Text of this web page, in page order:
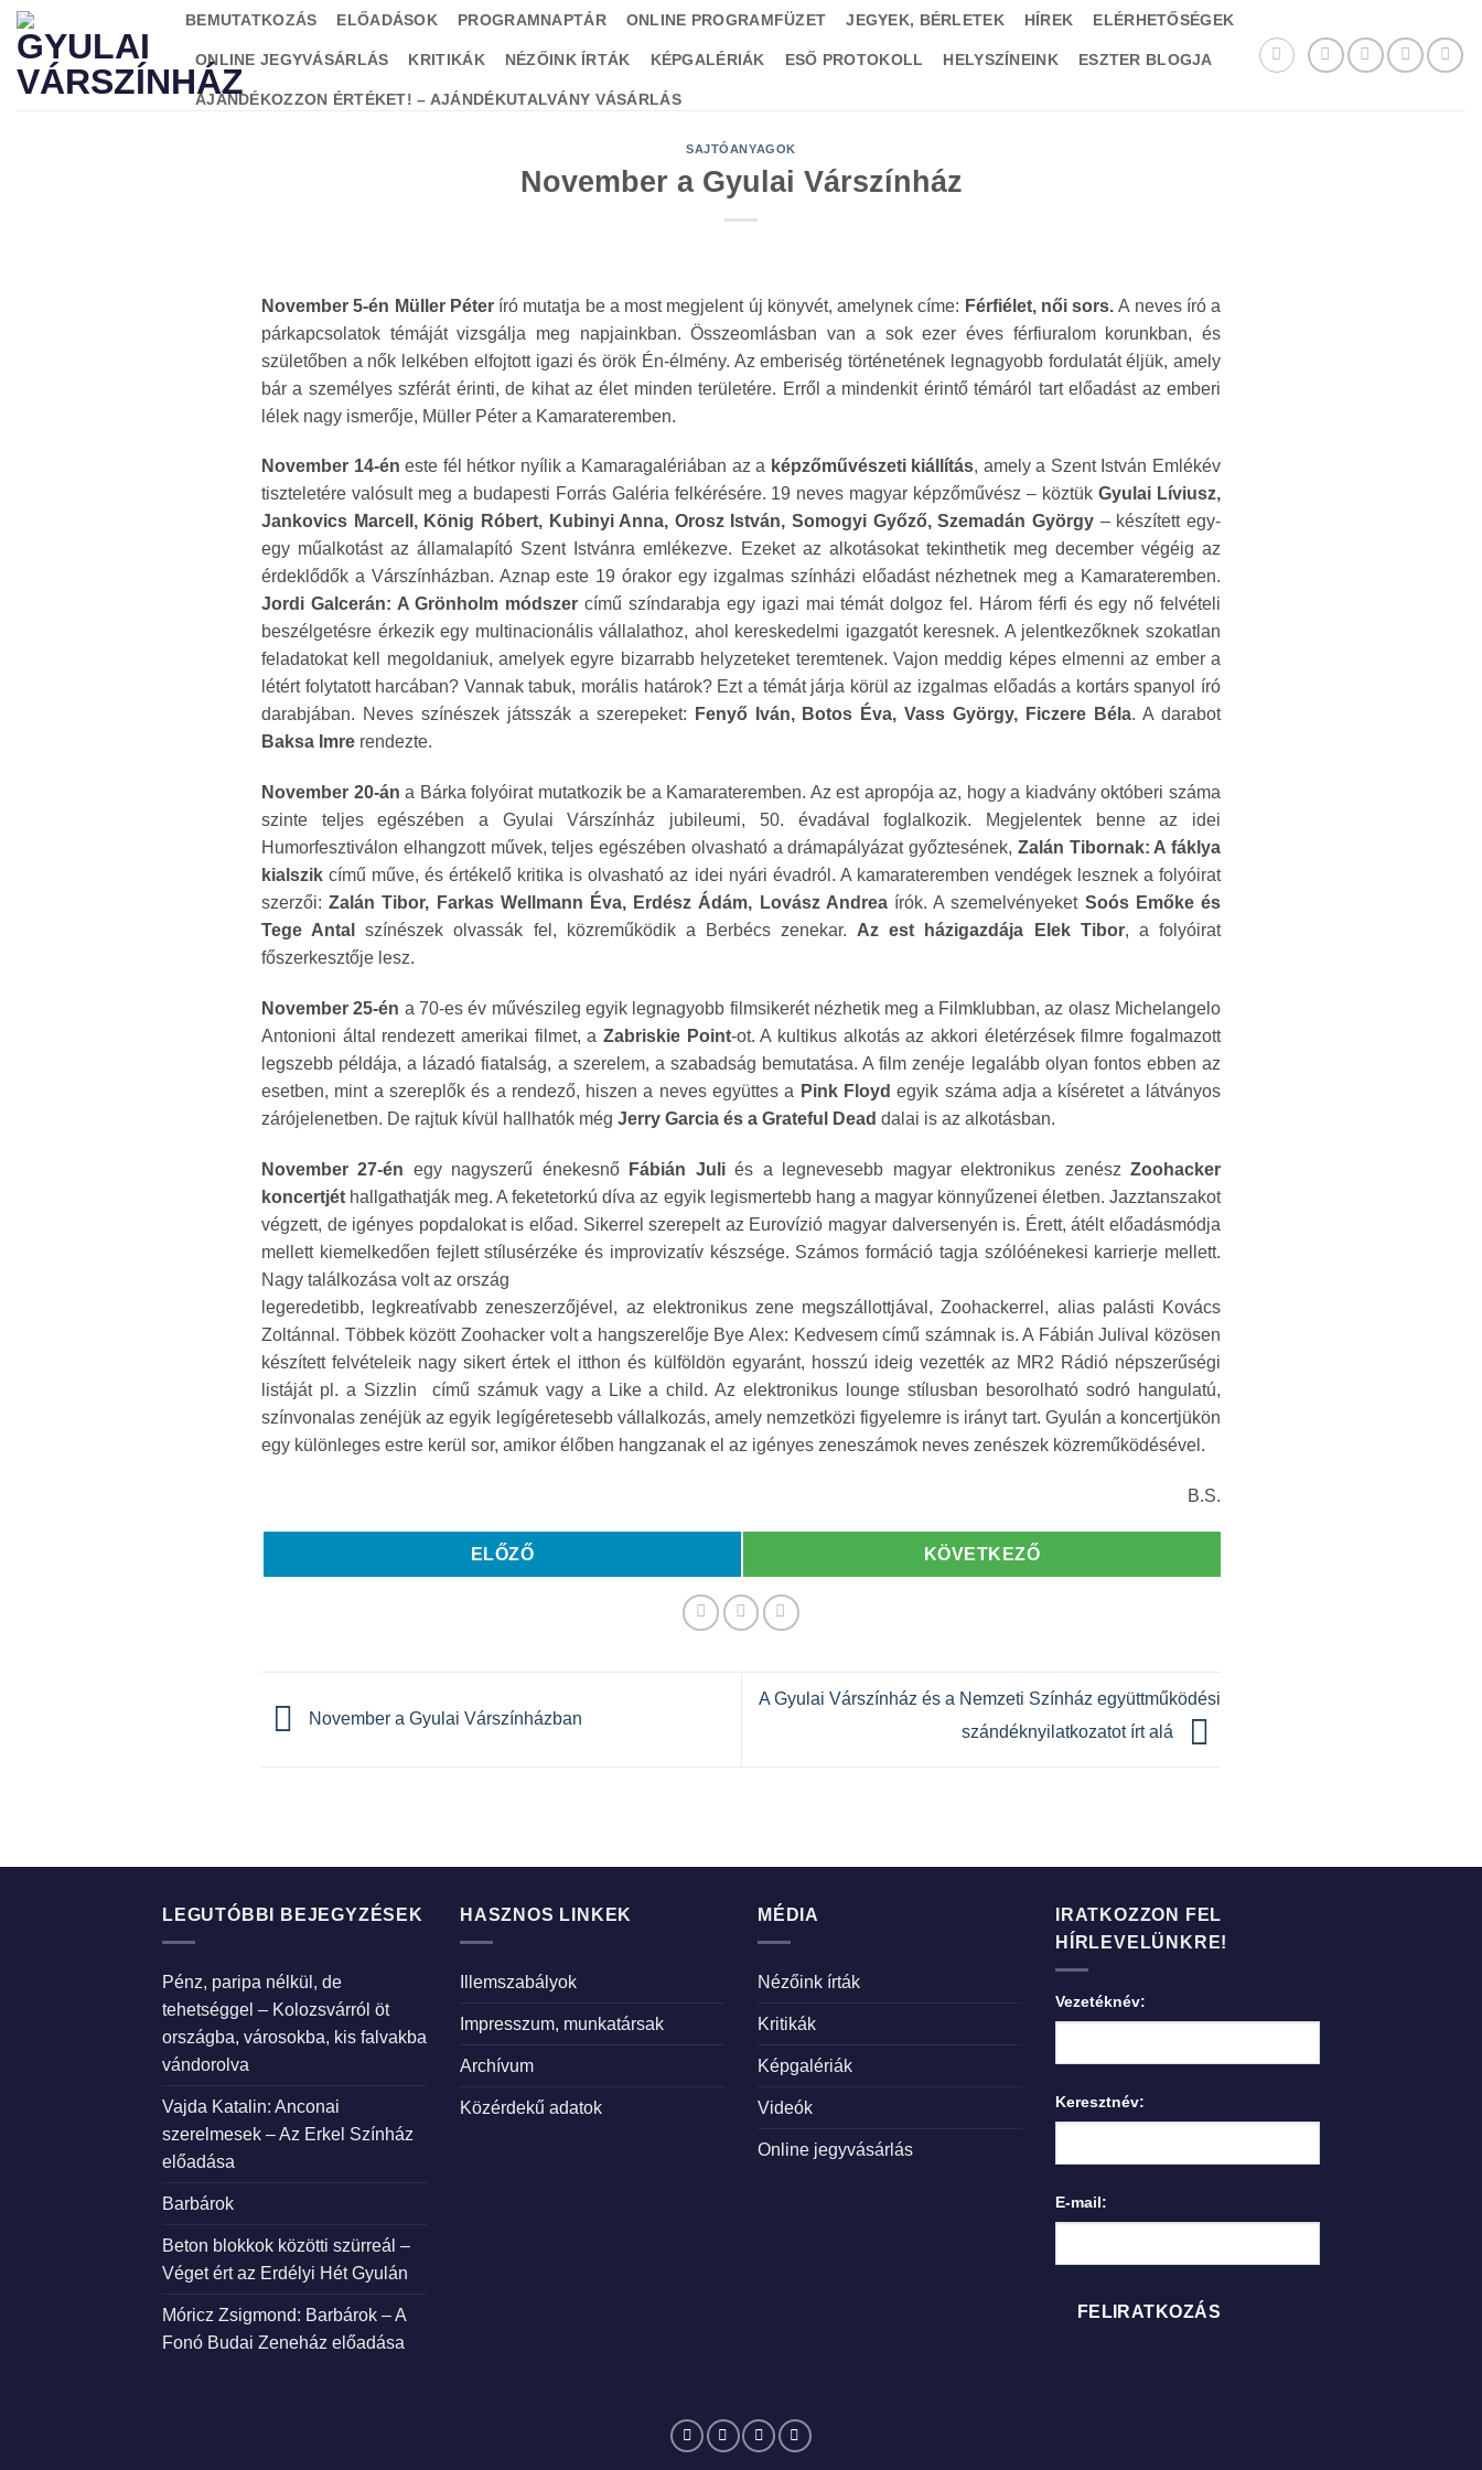
Skip
content
BEMUTATKOZÁS ELŐADÁSOK PROGRAMNAPTÁR ONLINE PROGRAMFÜZET JEGYEK, BÉRLETEK HÍREK ELÉRHETŐSÉGEK
ONLINE JEGYVÁSÁRLÁS KRITIKÁK NÉZŐINK ÍRTÁK KÉPGALÉRIÁK ESŐ PROTOKOLL HELYSZÍNEINK ESZTER BLOGJA
AJÁNDÉKOZZON ÉRTÉKET! – AJÁNDÉKUTALVÁNY VÁSÁRLÁS
SAJTÓANYAGOK
November a Gyulai Várszínház
November 5-én Müller Péteríró mutatja be a most megjelent új könyvét, amelynek címe: Férfiélet, női sors.A neves író a
párkapcsolatok témáját vizsgálja meg napjainkban. Összeomlásban van a sok ezer éves férfiuralom korunkban, és
születőben a nők lelkében elfojtott igazi és örök Én-élmény. Az emberiség történetének legnagyobb fordulatát éljük, amely
bár a személyes szférát érinti, de kihat az élet minden területére. Erről a mindenkit érintő témáról tart előadást az emberi
lélek nagy ismerője, Müller Péter a Kamarateremben.
November 14-én este fél hétkor nyílik a Kamaragalériában az a képzőművészeti kiállítás, amely a Szent István Emlékév
tiszteletére valósult meg a budapesti Forrás Galéria felkérésére. 19 neves magyar képzőművész – köztükGyulai Líviusz,
Jankovics Marcell, König Róbert, Kubinyi Anna, Orosz István, Somogyi Győző, Szemadán György – készített egy-
egy műalkotást az államalapító Szent Istvánra emlékezve. Ezeket az alkotásokat tekinthetik meg december végéig az
érdeklődők a Várszínházban. Aznap este 19 órakor egy izgalmas színházi előadást nézhetnek meg a Kamarateremben.
Jordi Galcerán: A Grönholm módszercímű színdarabja egy igazi mai témát dolgoz fel. Három férfi és egy nő felvételi
beszélgetésre érkezik egy multinacionális vállalathoz, ahol kereskedelmi igazgatót keresnek. A jelentkezőknek szokatlan
feladatokat kell megoldaniuk, amelyek egyre bizarrabb helyzeteket teremtenek. Vajon meddig képes elmenni az ember a
létért folytatott harcában? Vannak tabuk, morális határok? Ezt a témát járja körül az izgalmas előadás a kortárs spanyol író
darabjában. Neves színészek játsszák a szerepeket:
Fenyő Iván, Botos Éva, Vass György, Ficzere Béla. A darabot
Baksa Imre rendezte.
November 20-án a Bárka folyóirat mutatkozik be a Kamarateremben. Az est apropója az, hogy a kiadvány októberi száma
szinte teljes egészében a Gyulai Várszínház jubileumi, 50. évadával foglalkozik. Megjelentek benne az idei
Humorfesztiválon elhangzott művek, teljes egészében olvasható a drámapályázat győztesének, Zalán Tibornak: A fáklya
kialszikcímű műve, és értékelő kritika is olvasható az idei nyári évadról. A kamarateremben vendégek lesznek a folyóirat
szerzői:Zalán Tibor, Farkas Wellmann Éva, Erdész Ádám, Lovász Andrea írók. A szemelvényeket Soós Emőke és
Tege Antal
színészek olvassák fel, közreműködik a Berbécs zenekar. Az est házigazdája Elek Tibor, a folyóirat
főszerkesztője lesz.
November 25-én a 70-es év művészileg egyik legnagyobb filmsikerét nézhetik meg a Filmklubban, az olasz Michelangelo
Antonioni által rendezett amerikai filmet, a Zabriskie Point-ot. A kultikus alkotás az akkori életérzések filmre fogalmazott
legszebb példája, a lázadó fiatalság, a szerelem, a szabadság bemutatása. A film zenéje legalább olyan fontos ebben az
esetben, mint a szereplők és a rendező, hiszen a neves együttes a Pink Floydegyik száma adja a kíséretet a látványos
zárójelenetben. De rajtuk kívül hallhatók még Jerry Garcia és a Grateful Dead dalai is az alkotásban.
November 27-én egy nagyszerű énekesnő Fábián Juliés a legnevesebb magyar elektronikus zenészZoohacker
koncertjét hallgathatják meg. A feketetorkú díva az egyik legismertebb hang a magyar könnyűzenei életben. Jazztanszakot
végzett, de igényes popdalokat is előad. Sikerrel szerepelt az Eurovízió magyar dalversenyén is. Érett, átélt előadásmódja
mellett kiemelkedően fejlett stílusérzéke és improvizatív készsége. Számos formáció tagja szólóénekesi karrierje mellett.
Nagy találkozása volt az ország
legeredetibb, legkreatívabb zeneszerzőjével, az elektronikus zene megszállottjával, Zoohackerrel, alias palásti Kovács
Zoltánnal. Többek között Zoohacker volt a hangszerelője Bye Alex: Kedvesem című számnak is. A Fábián Julival közösen
készített felvételeik nagy sikert értek el itthon és külföldön egyaránt, hosszú ideig vezették az MR2 Rádió népszerűségi
listáját pl. a Sizzlin című számuk vagy a Like a child. Az elektronikus lounge stílusban besorolható sodró hangulatú,
színvonalas zenéjük az egyik legígéretesebb vállalkozás, amely nemzetközi figyelemre is irányt tart. Gyulán a koncertjükön
egy különleges estre kerül sor, amikor élőben hangzanak el az igényes zeneszámok neves zenészek közreműködésével.
B.S.
ELŐZŐ KÖVETKEZŐ
November a Gyulai Várszínházban
A Gyulai Várszínház és a Nemzeti Színház együttműködési
szándéknyilatkozatot írt alá
LEGUTÓBBI BEJEGYZÉSEK
Pénz, paripa nélkül, de
tehetséggel – Kolozsvárról öt
országba, városokba, kis falvakba
vándorolva
Vajda Katalin: Anconai
szerelmesek – Az Erkel Színház
előadása
Barbárok
Beton blokkok közötti szürreál –
Véget ért az Erdélyi Hét Gyulán
Móricz Zsigmond: Barbárok – A
Fonó Budai Zeneház előadása
HASZNOS LINKEK
Illemszabályok
Impresszum, munkatársak
Archívum
Közérdekű adatok
MÉDIA
Nézőink írták
Kritikák
Képgalériák
Videók
Online jegyvásárlás
IRATKOZZON FEL
HÍRLEVELÜNKRE!
Vezetéknév:
Keresztnév:
E-mail: